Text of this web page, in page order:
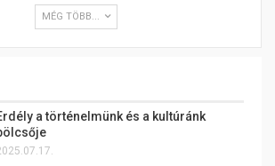
MÉG TÖBB...
a történelmünk és a kultúránk